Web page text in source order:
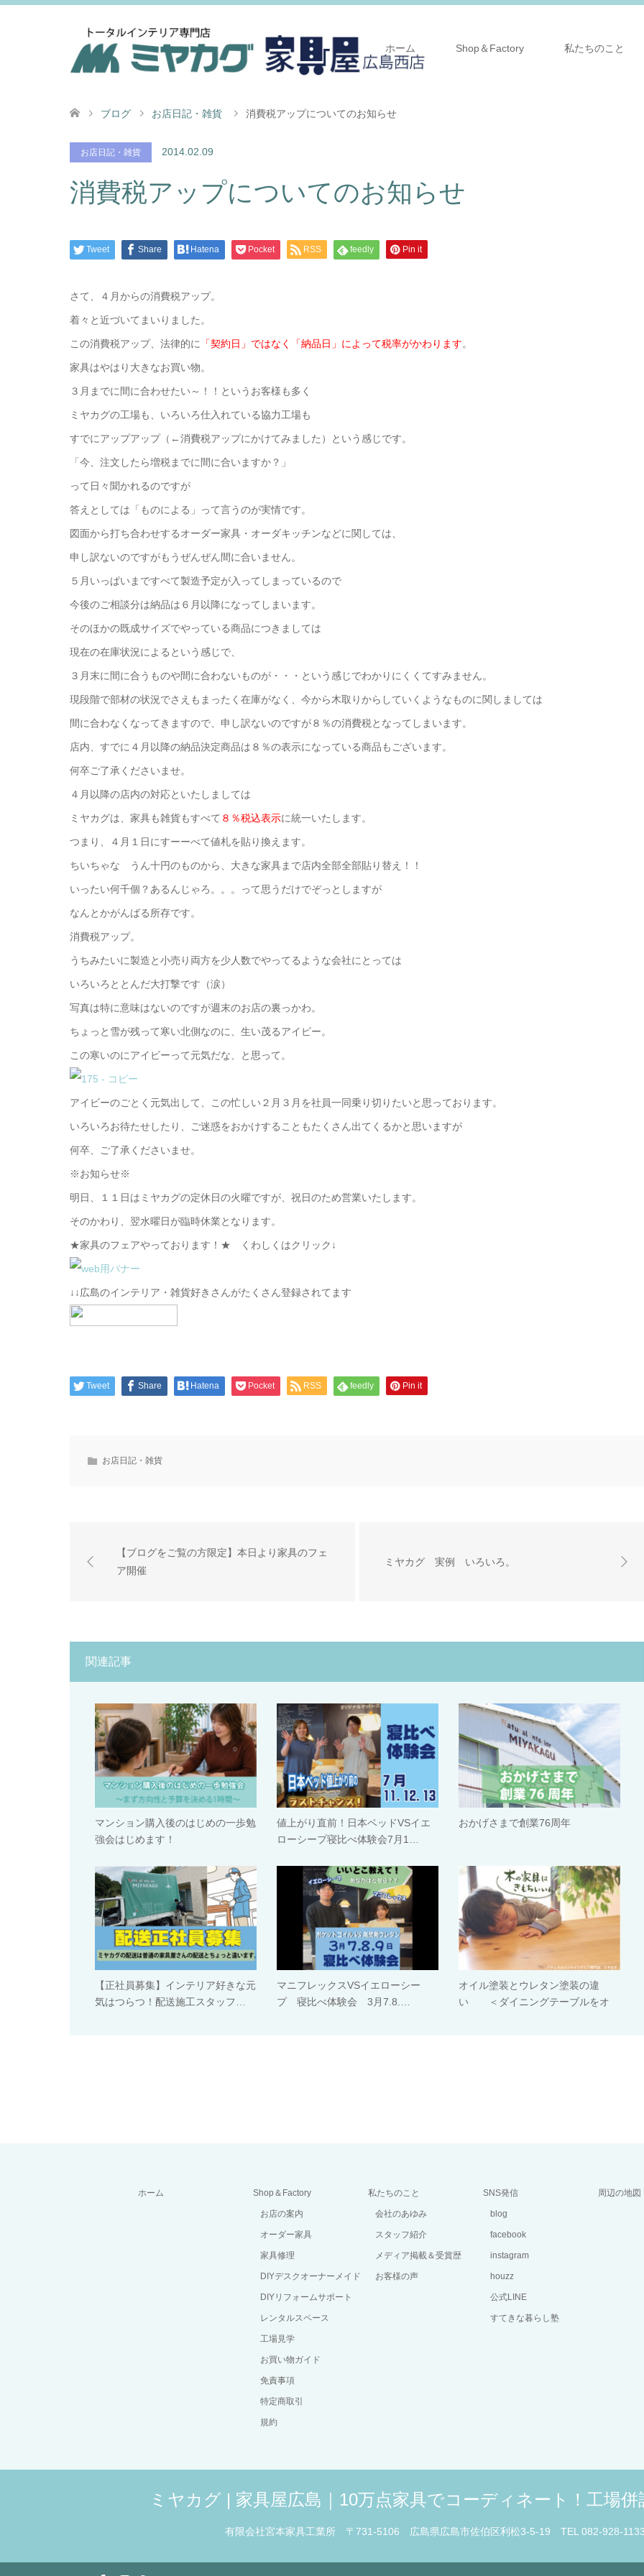
ホーム Shop＆Factory 私たちのこと
ブログ お店日記・雑貨 消費税アップについてのお知らせ
お店日記・雑貨 2014.02.09
消費税アップについてのお知らせ
Tweet Share Hatena Pocket RSS feedly Pin it
さて、４月からの消費税アップ。
着々と近づいてまいりました。
この消費税アップ、法律的に 「契約日」ではなく「納品日」によって税率がかわります。
家具はやはり大きなお買い物。
３月までに間に合わせたい～！！というお客様も多く
ミヤカグの工場も、いろいろ仕入れている協力工場も
すでにアップアップ（←消費税アップにかけてみました）という感じです。
「今、注文したら増税までに間に合いますか？」
って日々聞かれるのですが
答えとしては「ものによる」って言うのが実情です。
図面から打ち合わせするオーダー家具・オーダキッチンなどに関しては、
申し訳ないのですがもうぜんぜん間に合いません。
５月いっぱいまですべて製造予定が入ってしまっているので
今後のご相談分は納品は６月以降になってしまいます。
そのほかの既成サイズでやっている商品につきましては
現在の在庫状況によるという感じで、
３月末に間に合うものや間に合わないものが・・・という感じでわかりにくくてすみません。
現段階で部材の状況でさえもまったく在庫がなく、今から木取りからしていくようなものに関しましては
間に合わなくなってきますので、申し訳ないのですが８％の消費税となってしまいます。
店内、すでに４月以降の納品決定商品は８％の表示になっている商品もございます。
何卒ご了承くださいませ。
４月以降の店内の対応といたしましては
ミヤカグは、家具も雑貨もすべて ８％税込表示に統一いたします。
つまり、４月１日にすーーべて値札を貼り換えます。
ちいちゃな うん十円のものから、大きな家具まで店内全部全部貼り替え！！
いったい何千個？あるんじゃろ。。。って思うだけでぞっとしますが
なんとかがんばる所存です。
消費税アップ。
うちみたいに製造と小売り両方を少人数でやってるような会社にとっては
いろいろととんだ大打撃です（涙）
写真は特に意味はないのですが週末のお店の裏っかわ。
ちょっと雪が残って寒い北側なのに、生い茂るアイビー。
この寒いのにアイビーって元気だな、と思って。
アイビーのごとく元気出して、この忙しい２月３月を社員一同乗り切りたいと思っております。
いろいろお待たせしたり、ご迷惑をおかけすることもたくさん出てくるかと思いますが
何卒、ご了承くださいませ。
※お知らせ※
明日、１１日はミヤカグの定休日の火曜ですが、祝日のため営業いたします。
そのかわり、翌水曜日が臨時休業となります。
★家具のフェアやっております！★ くわしくはクリック↓
↓↓広島のインテリア・雑貨好きさんがたくさん登録されてます
Tweet Share Hatena Pocket RSS feedly Pin it
お店日記・雑貨
【ブログをご覧の方限定】本日より家具のフェ
ア開催
ミヤカグ 実例 いろいろ。
関連記事
マンション購入後のはじめの一歩勉
強会はじめます！
値上がり直前！日本ベッドVSイエ
ローシープ寝比べ体験会7月1…
おかげさまで創業76周年
【正社員募集】インテリア好きな元
気はつらつ！配送施工スタッフ…
マニフレックスVSイエローシー
プ 寝比べ体験会 3月7.8.…
オイル塗装とウレタン塗装の違
い ＜ダイニングテーブルをオ
ホーム Shop＆Factory
お店の案内
オーダー家具
家具修理
DIYデスクオーナーメイド
DIYリフォームサポート
レンタルスペース
工場見学
お買い物ガイド
免責事項
特定商取引
規約
私たちのこと
会社のあゆみ
スタッフ紹介
メディア掲載＆受賞歴
お客様の声
SNS発信
blog
facebook
instagram
houzz
公式LINE
すてきな暮らし塾
周辺の地図
ミヤカグ | 家具屋広島｜10万点家具でコーディネート！工場
有限会社宮本家具工業所 〒731-5106 広島県広島市佐伯区利松3-5-19 TEL 082-928-